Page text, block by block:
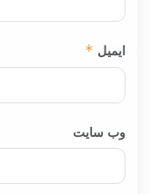
ایمیل *
وب‌ سایت